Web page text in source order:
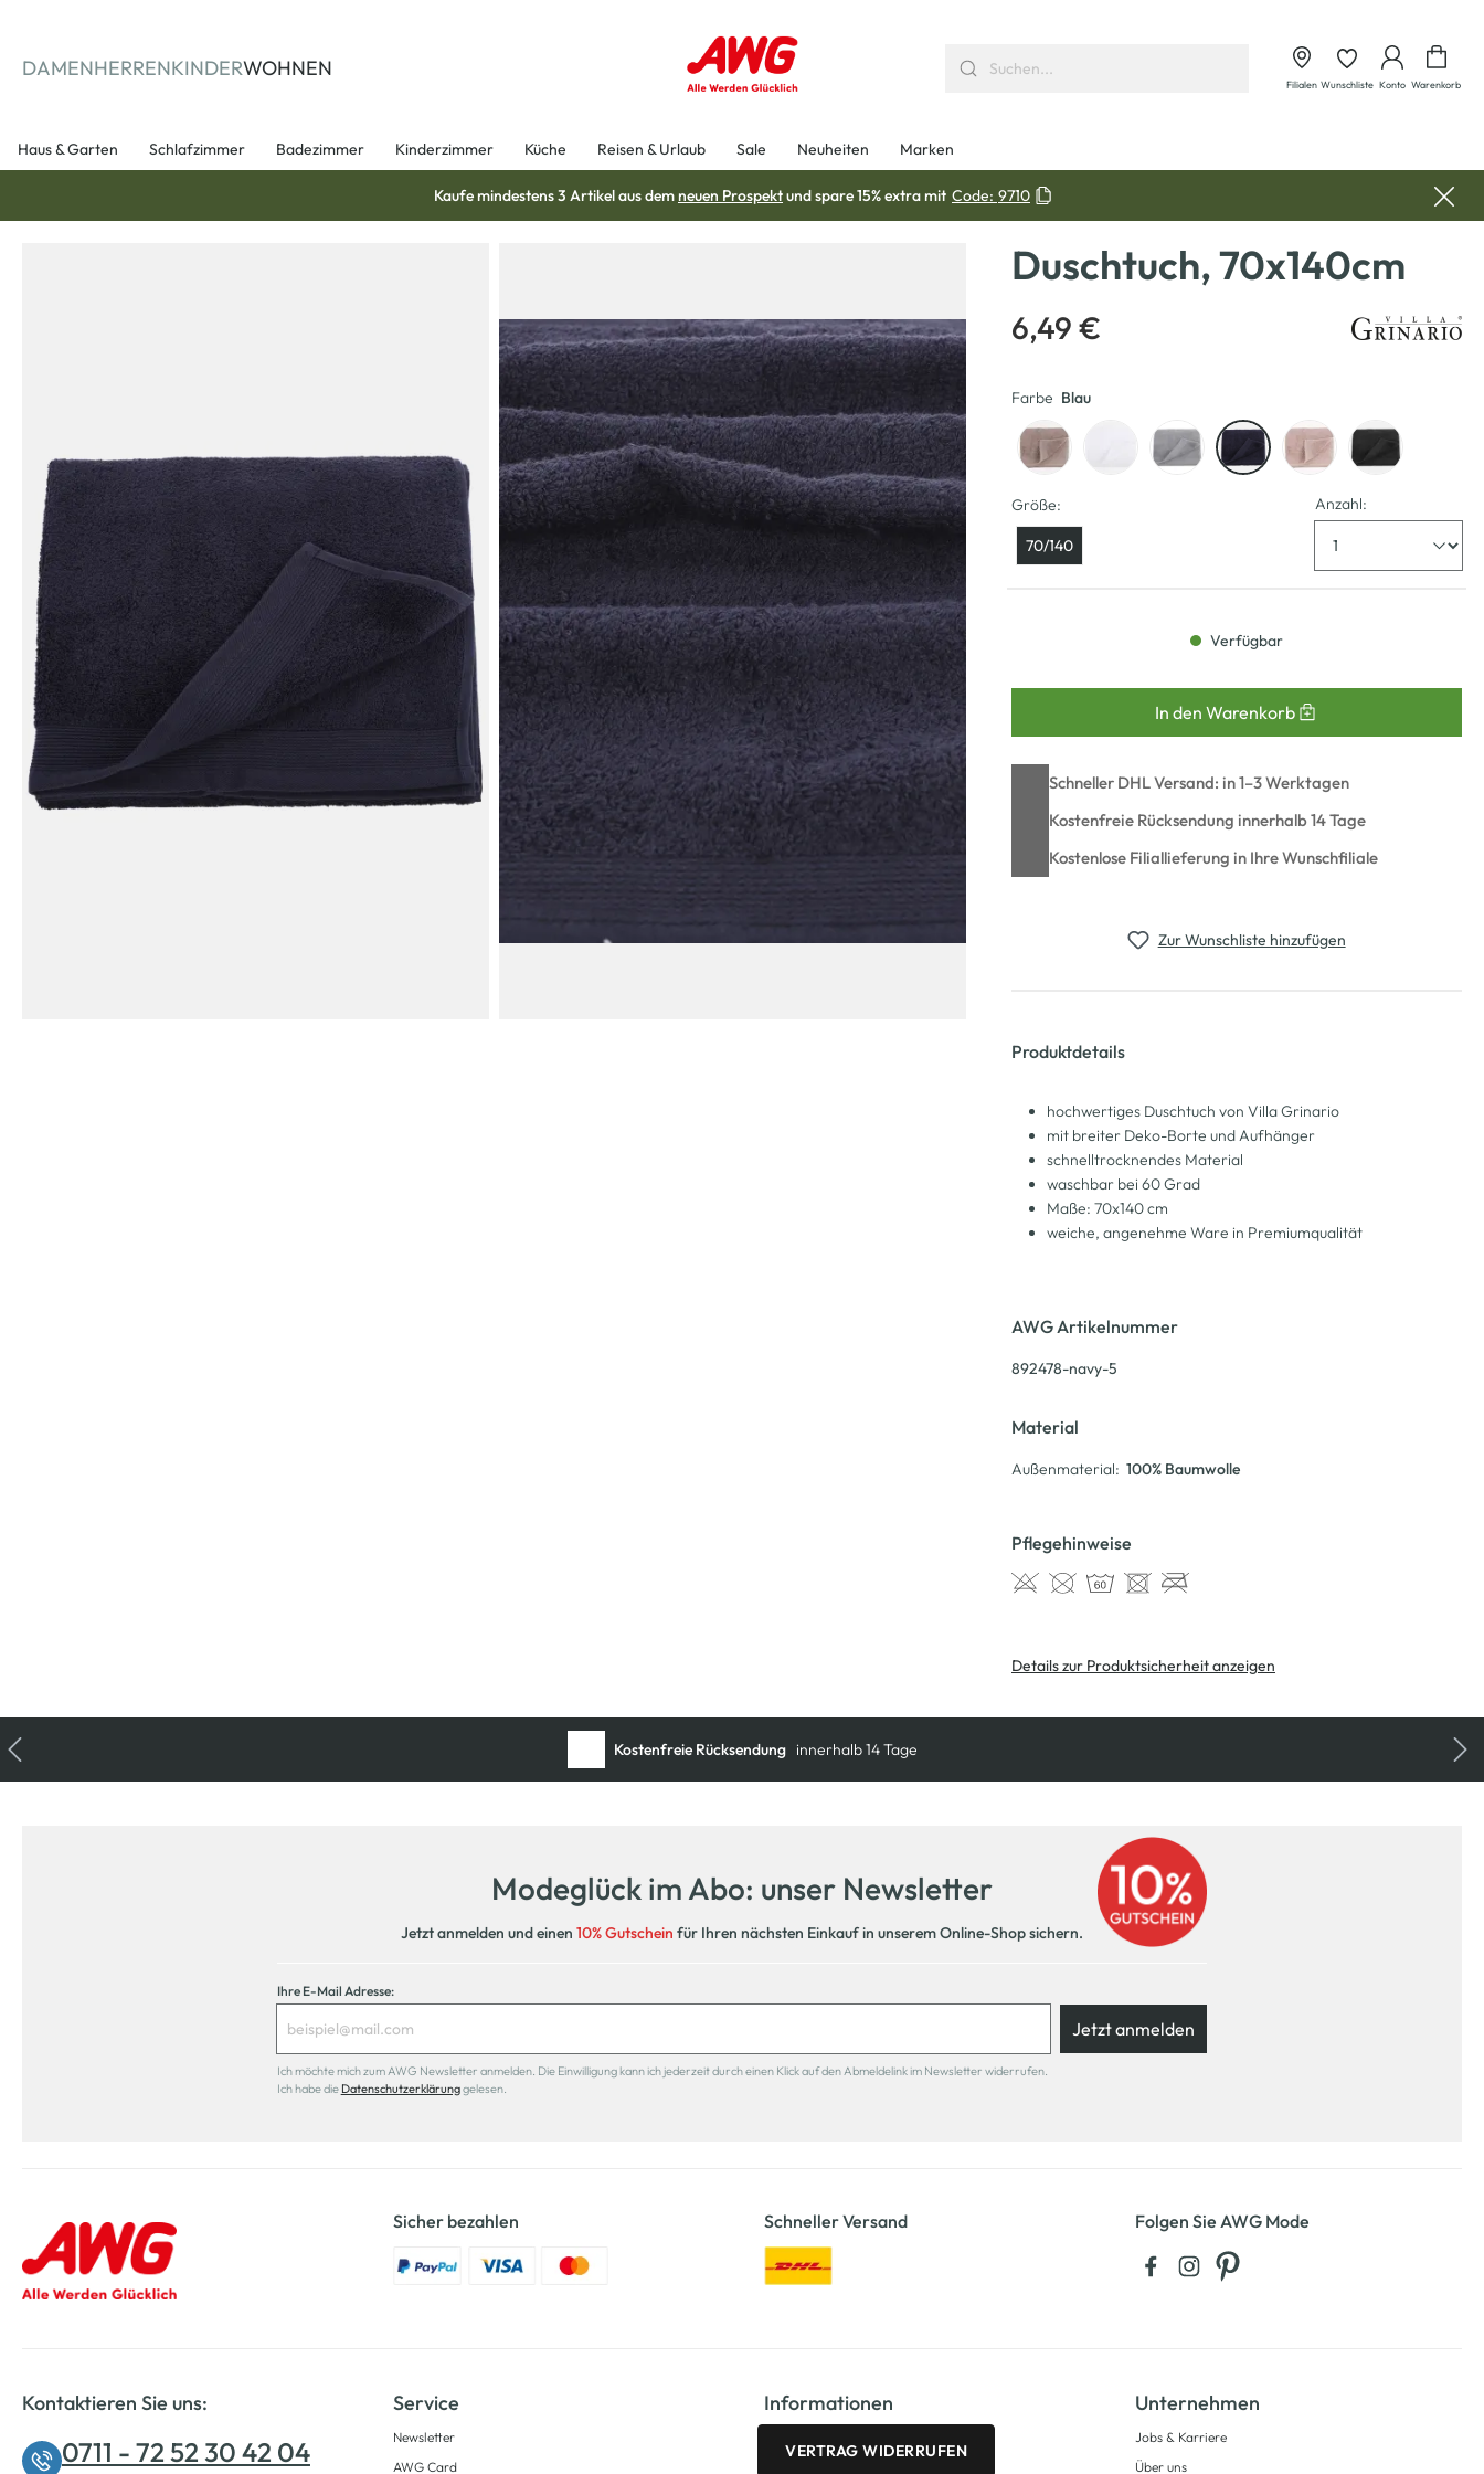
DAMENHERRENKINDERWOHNEN
Filialen Wunschliste Konto Warenkorb
Haus & Garten Schlafzimmer Badezimmer Kinderzimmer Küche Reisen & Urlaub Sale Neuheiten Marken
Kaufe mindestens 3 Artikel aus demneuen Prospektund spare 15% extra mit Code: 9710
Duschtuch, 70x140cm
6,49 €
Farbe Blau
Größe:
70/140
Anzahl:
Verfügbar
In den Warenkorb
Schneller DHL Versand: in 1–3 Werktagen
Kostenfreie Rücksendung innerhalb 14 Tage
Kostenlose Filiallieferung in Ihre Wunschfiliale
Zur Wunschliste hinzufügen
Produktdetails
hochwertiges Duschtuch von Villa Grinario
mit breiter Deko-Borte und Aufhänger
schnelltrocknendes Material
waschbar bei 60 Grad
Maße: 70x140 cm
weiche, angenehme Ware in Premiumqualität
AWG Artikelnummer
892478-navy-5
Material
Außenmaterial: 100% Baumwolle
Pflegehinweise
Details zur Produktsicherheit anzeigen
Kostenfreie Rücksendung innerhalb 14 Tage
Modeglück im Abo: unser Newsletter
Jetzt anmelden und einen 10% Gutschein für Ihren nächsten Einkauf in unserem Online-Shop sichern.
Ihre E-Mail Adresse:
Jetzt anmelden
Ich möchte mich zum AWG Newsletter anmelden. Die Einwilligung kann ich jederzeit durch einen Klick auf den Abmeldelink im Newsletter widerrufen.
Ich habe die Datenschutzerklärunggelesen.
Sicher bezahlen Schneller Versand Folgen Sie AWG Mode
Kontaktieren Sie uns:
0711 - 72 52 30 42 04
Service
Newsletter
AWG Card
Informationen
VERTRAG WIDERRUFEN
Unternehmen
Jobs & Karriere
Über uns